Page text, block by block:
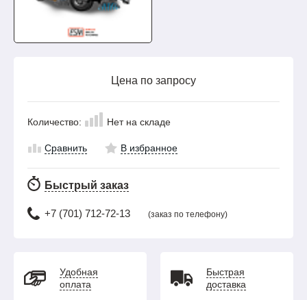
Цена по запросу
Количество: Нет на складе
Сравнить В избранное
Быстрый заказ
+7 (701) 712-72-13 (заказ по телефону)
Удобная
оплата
Быстрая
доставка